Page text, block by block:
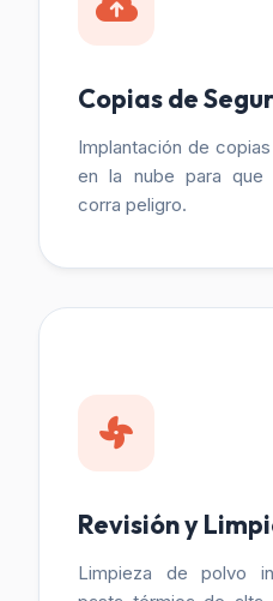
Copias de
Implantación de
en la nube para que
corra peligro.
Revisión y
Limpieza de polvo